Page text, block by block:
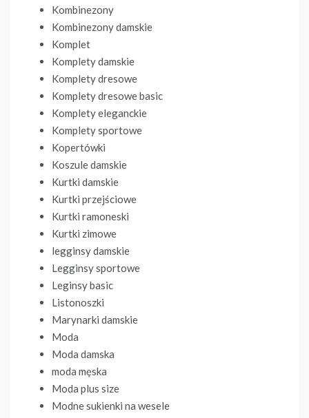
Kombinezony
Kombinezony damskie
Komplet
Komplety damskie
Komplety dresowe
Komplety dresowe basic
Komplety eleganckie
Komplety sportowe
Kopertówki
Koszule damskie
Kurtki damskie
Kurtki przejściowe
Kurtki ramoneski
Kurtki zimowe
legginsy damskie
Legginsy sportowe
Leginsy basic
Listonoszki
Marynarki damskie
Moda
Moda damska
moda męska
Moda plus size
Modne sukienki na wesele